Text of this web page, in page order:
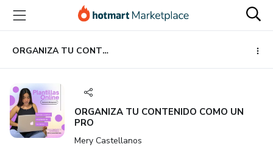
principal
página
de
página
ORGANIZA TU CONTENIDO COMO UN PRO
ORGANIZA TU CONTENIDO COMO UN
PRO
Mery Castellanos